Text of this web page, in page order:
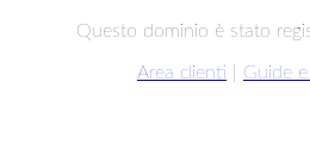
Questo dominio è stato
Area clienti Guide